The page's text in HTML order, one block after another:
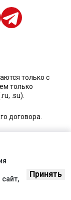
только с
только
.su).
договора.
с помощью
Уссурийске:
«Асклепий»
Принять